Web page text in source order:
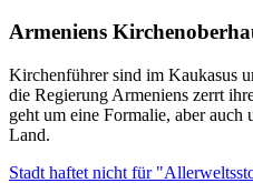
Armeniens
Kirchenführer sind im Kaukasus
die Regierung Armeniens zerrt
geht um eine Formalie, aber auch
Land.
Stadt haftet nicht für